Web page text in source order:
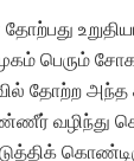
பெரும்
தோற்ற
வழிந்து